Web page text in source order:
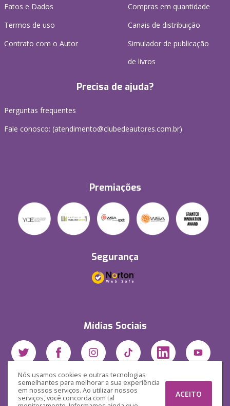
Nós usamos cookies e outras tecnologias
semelhantes para melhorar a sua experiência
em nossos serviços. Ao utilizar nossos
serviços, você concorda com tal
ACEITO
Fatos e Dados
Termos de uso
Contrato com o Autor
Compras em quantidade
Canais de distribuição
Simulador de publicação
de livros
Precisa de ajuda?
Perguntas frequentes
Fale conosco: (atendimento@clubedeautores.com.br)
Premiações
Segurança
Mídias Sociais